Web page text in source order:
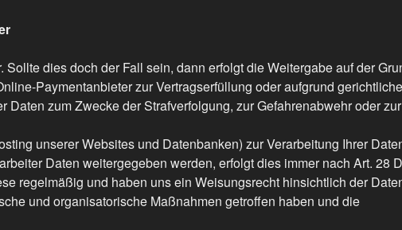
dies doch der Fall sein, dann erfolgt die Weitergabe auf der
Paymentanbieter zur Vertragserfüllung oder aufgrund
zum Zwecke der Strafverfolgung, zur Gefahrenabwehr oder zur
unserer Websites und Datenbanken) zur Verarbeitung Ihrer
Daten weitergegeben werden, erfolgt dies immer nach Art. 28
regelmäßig und haben uns ein Weisungsrecht hinsichtlich der
und organisatorische Maßnahmen getroffen haben und die